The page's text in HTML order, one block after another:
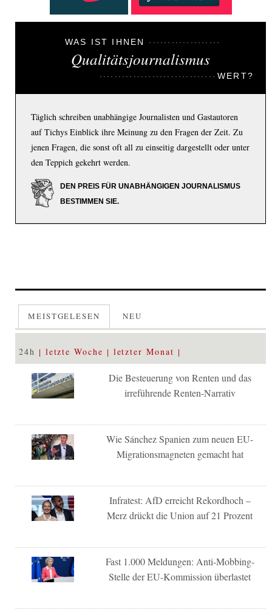
WAS IST IHNEN
Qualitätsjournalismus
WERT?
Täglich schreiben unabhängige Journalisten und Gastautoren
auf Tichys Einblick ihre Meinung zu den Fragen der Zeit. Zu
jenen Fragen, die sonst oft all zu einseitig dargestellt oder unter
den Teppich gekehrt werden.
DEN PREIS FÜR UNABHÄNGIGEN JOURNALISMUS
BESTIMMEN SIE.
MEISTGELESEN NEU
24h letzte Woche letzter Monat
Die Besteuerung von Renten und das
irreführende Renten-Narrativ
Wie Sánchez Spanien zum neuen EU-
Migrationsmagneten gemacht hat
Infratest: AfD erreicht Rekordhoch –
Merz drückt die Union auf 21 Prozent
Fast 1.000 Meldungen: Anti-Mobbing-
Stelle der EU-Kommission überlastet